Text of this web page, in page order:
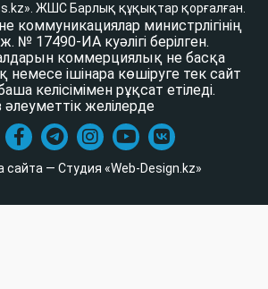
ЖШС Барлық құқықтар қорғалған.
коммуникациялар министрлігінің
№ 17490-ИА куәлігі берілген.
коммерциялық не басқа
немесе ішінара көшіруге тек сайт
келісімімен рұқсат етіледі.
әлеуметтік желілерде
сайта — Студия «Web-Design.kz»